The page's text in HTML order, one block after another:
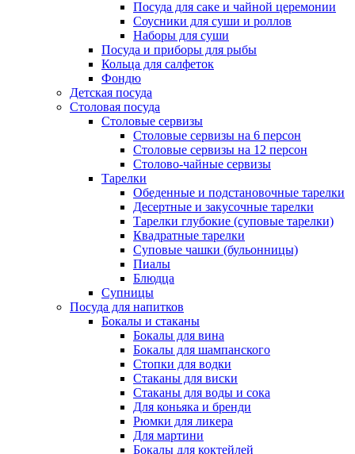
Посуда для саке и чайной церемонии
Соусники для суши и роллов
Наборы для суши
Посуда и приборы для рыбы
Кольца для салфеток
Фондю
Детская посуда
Столовая посуда
Столовые сервизы
Столовые сервизы на 6 персон
Столовые сервизы на 12 персон
Столово-чайные сервизы
Тарелки
Обеденные и подстановочные тарелки
Десертные и закусочные тарелки
Тарелки глубокие (суповые тарелки)
Квадратные тарелки
Суповые чашки (бульонницы)
Пиалы
Блюдца
Супницы
Посуда для напитков
Бокалы и стаканы
Бокалы для вина
Бокалы для шампанского
Стопки для водки
Стаканы для виски
Стаканы для воды и сока
Для коньяка и бренди
Рюмки для ликера
Для мартини
Бокалы для коктейлей